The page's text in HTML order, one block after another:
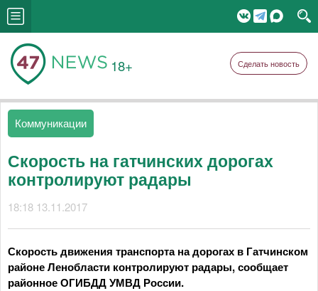
18+ Сделать новость
Коммуникации
Скорость на гатчинских дорогах
контролируют радары
18:18 13.11.2017
Скорость движения транспорта на дорогах в Гатчинском
районе Ленобласти контролируют радары, сообщает
районное ОГИБДД УМВД России.